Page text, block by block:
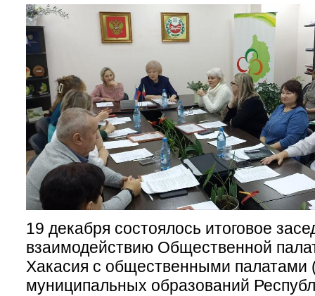
19 декабря состоялось итоговое
взаимодействию Общественной
Хакасия с общественными палатами
муниципальных образований